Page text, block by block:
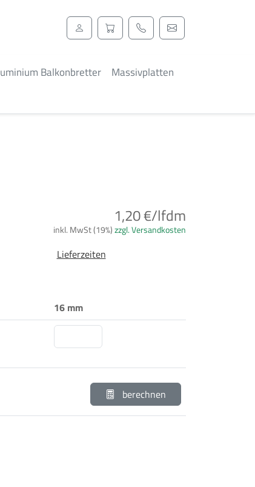
Balkonbretter
Massivplatten
1,20 €/lfdm
inkl. MwSt (19%)zzgl. Versandkosten
Lieferzeiten
16 mm
berechnen